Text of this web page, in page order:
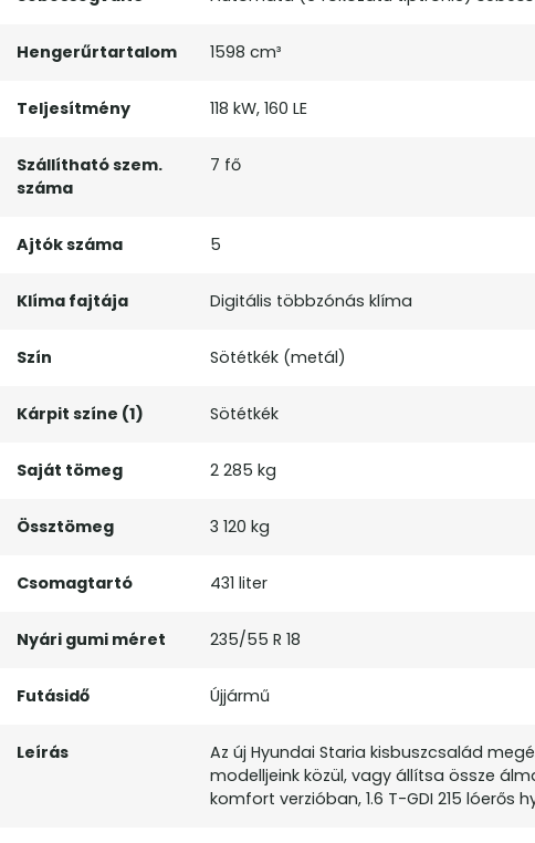
Hengerűrtartalom 1598 cm³
Teljesítmény 118 kW, 160 LE
Szállítható szem.
száma
7 fő
Ajtók száma 5
Klíma fajtája Digitális többzónás klíma
Szín Sötétkék (metál)
Kárpit színe (1) Sötétkék
Saját tömeg 2 285 kg
Össztömeg 3 120 kg
Csomagtartó 431 liter
Nyári gumi méret 235/55 R 18
Futásidő Újjármű
Leírás
Az új Hyundai Staria kisbuszcsalád
modelljeink közül, vagy állítsa össze
komfort verzióban, 1.6 T-GDI 215